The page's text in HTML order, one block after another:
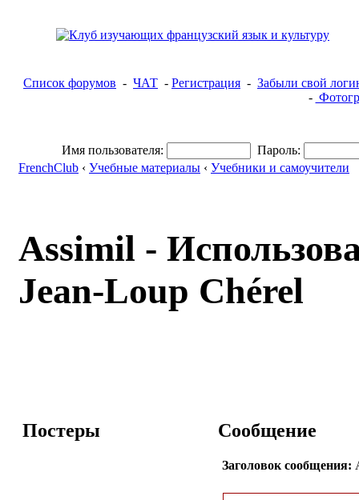
Список форумов - ЧАТ - Регистрация - Забыли свой
-
Имя пользователя:
Пароль:
FrenchClub ‹ Учебные материалы ‹ Учебники и самоучители
Assimil -
Jean-Loup Chérel
Постеры Сообщение
Заголовок сообщения: